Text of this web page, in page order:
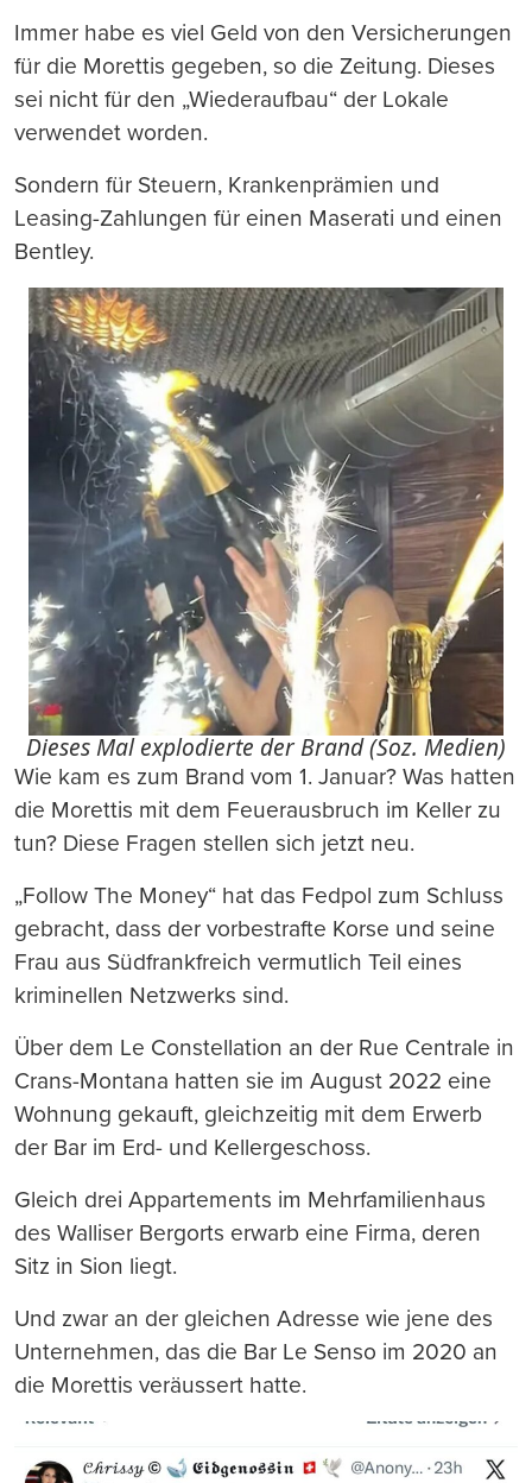
Immer habe es viel Geld von den Versicherungen
für die Morettis gegeben, so die Zeitung. Dieses
sei nicht für den „Wiederaufbau“ der Lokale
verwendet worden.
Sondern für Steuern, Krankenprämien und
Leasing-Zahlungen für einen Maserati und einen
Bentley.
Dieses Mal explodierte der Brand (Soz. Medien)
Wie kam es zum Brand vom 1. Januar? Was hatten
die Morettis mit dem Feuerausbruch im Keller zu
tun? Diese Fragen stellen sich jetzt neu.
„Follow The Money“ hat das Fedpol zum Schluss
gebracht, dass der vorbestrafte Korse und seine
Frau aus Südfrankfreich vermutlich Teil eines
kriminellen Netzwerks sind.
Über dem Le Constellation an der Rue Centrale in
Crans-Montana hatten sie im August 2022 eine
Wohnung gekauft, gleichzeitig mit dem Erwerb
der Bar im Erd- und Kellergeschoss.
Gleich drei Appartements im Mehrfamilienhaus
des Walliser Bergorts erwarb eine Firma, deren
Sitz in Sion liegt.
Und zwar an der gleichen Adresse wie jene des
Unternehmen, das die Bar Le Senso im 2020 an
die Morettis veräussert hatte.